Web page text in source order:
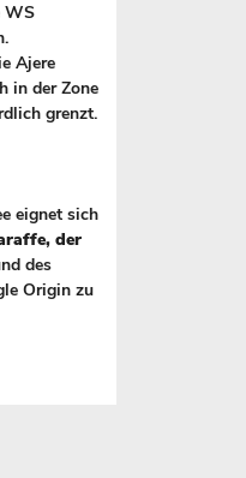
WS
Ajere
in der Zone
grenzt.
eignet sich
der
des
Origin zu